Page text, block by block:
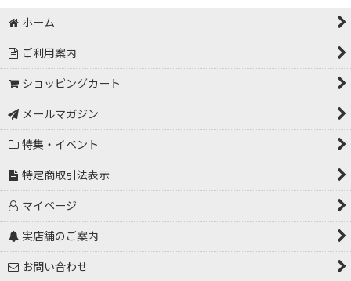
ホーム
ご利用案内
ショッピングカート
メールマガジン
特集・イベント
特定商取引法表示
マイページ
実店舗のご案内
お問い合わせ